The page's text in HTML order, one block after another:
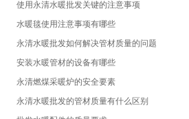
使用永清水暖批发关键的注意事项
水暖毯使用注意事项有哪些
永清水暖批发​如何解决管材质量的问题
安装水暖管材的设备有哪些
永清燃煤采暖炉的安全要素
永清水暖批发的管材质量有什么区别